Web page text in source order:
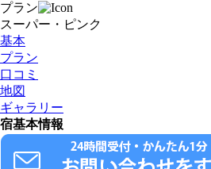
プラン
スーパー・ピンク
基本
プラン
口コミ
地図
ギャラリー
宿基本情報